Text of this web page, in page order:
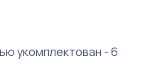
укомплектован - 6